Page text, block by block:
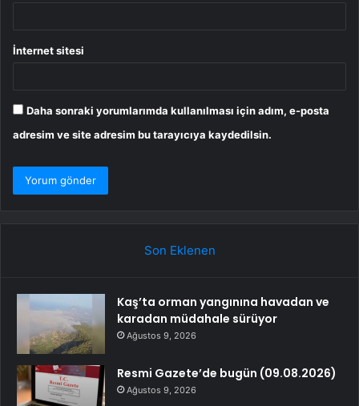
İnternet sitesi
Daha sonraki yorumlarımda kullanılması için adım, e-posta
adresim ve site adresim bu tarayıcıya kaydedilsin.
Son Eklenen
Kaş’ta orman yangınına havadan ve
karadan müdahale sürüyor
Ağustos 9, 2026
Resmi Gazete’de bugün (09.08.2026)
Ağustos 9, 2026